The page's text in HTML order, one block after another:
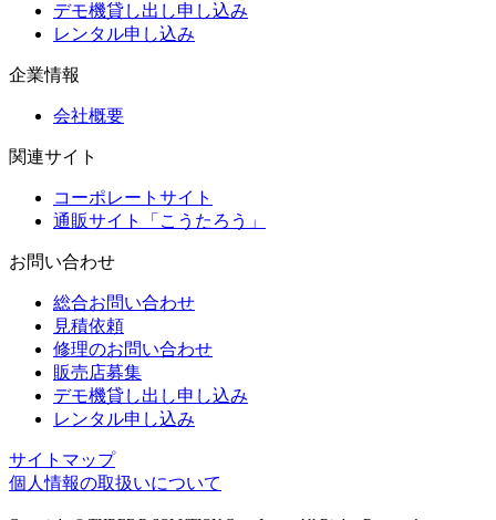
デモ機貸し出し申し込み
レンタル申し込み
企業情報
会社概要
関連サイト
コーポレートサイト
通販サイト「こうたろう」
お問い合わせ
総合お問い合わせ
見積依頼
修理のお問い合わせ
販売店募集
デモ機貸し出し申し込み
レンタル申し込み
サイトマップ
個人情報の取扱いについて